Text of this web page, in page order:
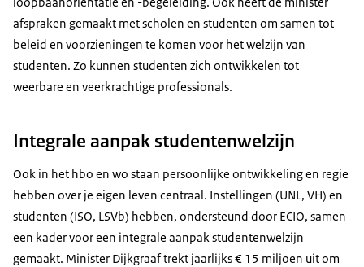
afspraken gemaakt met scholen en studenten om samen tot
beleid en voorzieningen te komen voor het welzijn van
studenten. Zo kunnen studenten zich ontwikkelen tot
weerbare en veerkrachtige professionals.
Integrale aanpak studentenwelzijn
Ook in het hbo en wo staan persoonlijke ontwikkeling en regie
hebben over je eigen leven centraal. Instellingen (UNL, VH) en
studenten (ISO, LSVb) hebben, ondersteund door ECIO, samen
een kader voor een integrale aanpak studentenwelzijn
gemaakt. Minister Dijkgraaf trekt jaarlijks € 15 miljoen uit om